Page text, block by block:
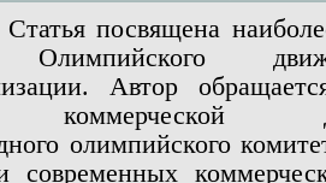
Статья посвящена
Олимпийского
Автор
коммерческой
олимпийского
современных